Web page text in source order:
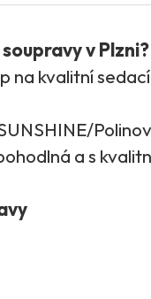
v Plzni?
na kvalitní
a s